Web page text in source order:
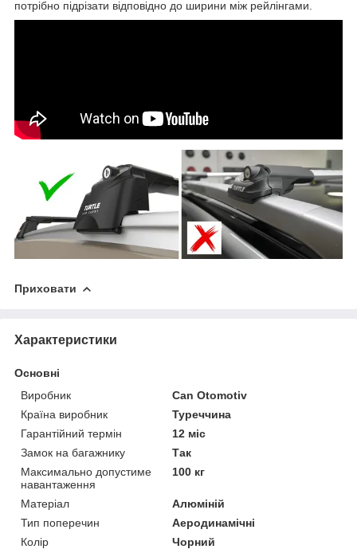
потрібно підрізати відповідно до ширини між рейлінгами.
Приховати
Характеристики
Основні
Виробник
Can Otomotiv
Країна виробник
Туреччина
Гарантійний термін
12 міс
Замок на багажнику
Так
Максимально допустиме
навантаження
100 кг
Матеріал
Алюміній
Тип поперечин
Аеродинамічні
Колір
Чорний